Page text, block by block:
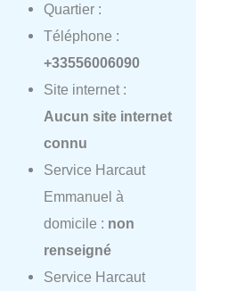
Quartier :
Téléphone :
+33556006090
Site internet :
Aucun site internet
connu
Service Harcaut
Emmanuel à
domicile : non
renseigné
Service Harcaut